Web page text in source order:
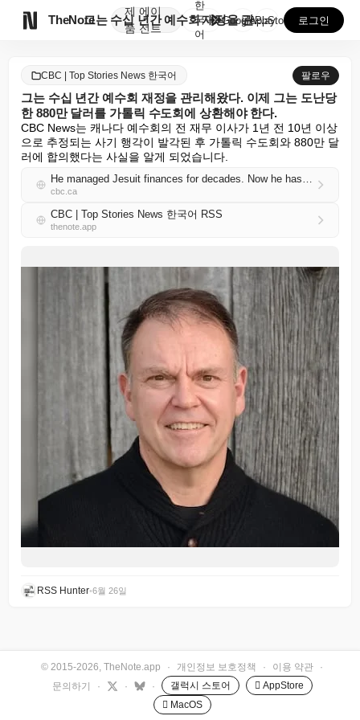
TheNote
제
품
에이
전트
그는 수십 년간 예수회 재정을 관리해왔다. 이제 그는 ...
한
국
어
GooglePlay
AppStore 로그인
CBC | Top Stories News 한국어 팔로우
그는 수십 년간 예수회 재정을 관리해왔다. 이제 그는 도난당
한 880만 달러를 가톨릭 수도회에 상환해야 한다.
CBC News는 캐나다 예수회의 전 재무 이사가 1년 전 10년 이상
으로 추정되는 사기 행각이 발각된 후 가톨릭 수도회와 880만 달
러에 합의했다는 사실을 알게 되었습니다.
He managed Jesuit finances for decades. Now he has to repay the Catholic order $8.8M in stolen funds
cbc.ca
CBC | Top Stories News 한국어 RSS
thenote.app
RSS Hunter•6월 26일
© 2015-2026, TheNote.app · 개인정보 보호정책 · 이용 약관
·
문의하기
· · · 갤럭시 스토어
 AppStore
 MacOS